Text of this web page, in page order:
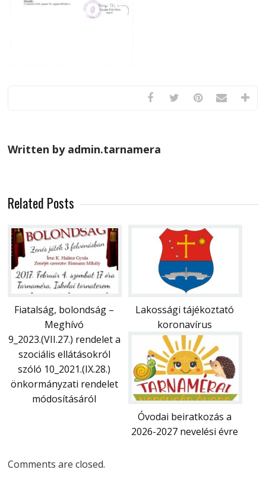
Written by admin.tarnamera
Related Posts
Fiatalság, bolondság –
Meghívó
Lakossági tájékoztató
koronavírus
9_2023.(VII.27.) rendelet a
szociális ellátásokról
szóló 10_2021.(IX.28.)
önkormányzati rendelet
módosításáról
Óvodai beiratkozás a
2026-2027 nevelési évre
Comments are closed.